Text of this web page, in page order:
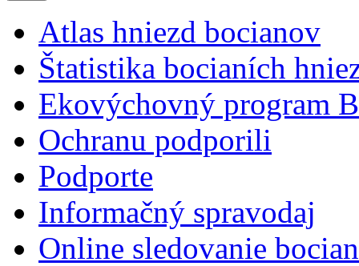
Atlas hniezd bocianov
Štatistika bocianích
Ekovýchovný program
Ochranu podporili
Podporte
Informačný spravodaj
Online sledovanie